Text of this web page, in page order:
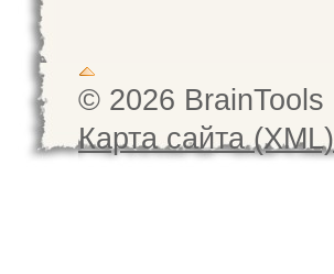
© 2026 BrainTools
Карта сайта (XML)